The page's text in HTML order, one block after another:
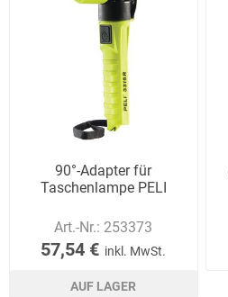
90°-Adapter für
Taschenlampe PELI
Art.-Nr.: 253373
57,54 € inkl. MwSt.
AUF LAGER